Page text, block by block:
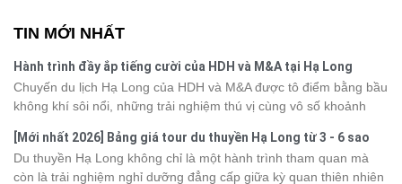
TIN MỚI NHẤT
Hành trình đầy ắp tiếng cười của HDH và M&A tại Hạ Long
Chuyến du lịch Hạ Long của HDH và M&A được tô điểm bằng bầu
không khí sôi nổi, những trải nghiệm thú vị cùng vô số khoảnh
phút giây đồng hành bên nhau, tất cả đã tạo nên một chuyến đi
tràn đầy cảm xúc và dấu ấn khó quên.
[Mới nhất 2026] Bảng giá tour du thuyền Hạ Long từ 3 - 6 sao
Du thuyền Hạ Long không chỉ là một hành trình tham quan mà
còn là trải nghiệm nghỉ dưỡng đẳng cấp giữa kỳ quan thiên nhiên